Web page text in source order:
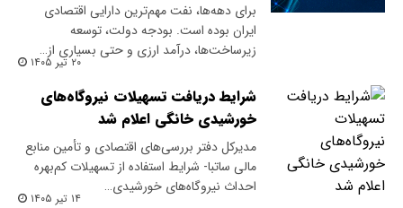
برای دهه‌ها، نفت مهم‌ترین دارایی اقتصادی
ایران بوده است. بودجه دولت، توسعه
زیرساخت‌ها، درآمد ارزی و حتی بسیاری از…
۲۰ تیر ۱۴۰۵
شرایط دریافت تسهیلات نیروگاه‌های
خورشیدی خانگی اعلام شد
مدیرکل دفتر بررسی‌های اقتصادی و تأمین منابع
مالی ساتبا- شرایط استفاده از تسهیلات کم‌بهره
احداث نیروگاه‌های خورشیدی…
۱۴ تیر ۱۴۰۵